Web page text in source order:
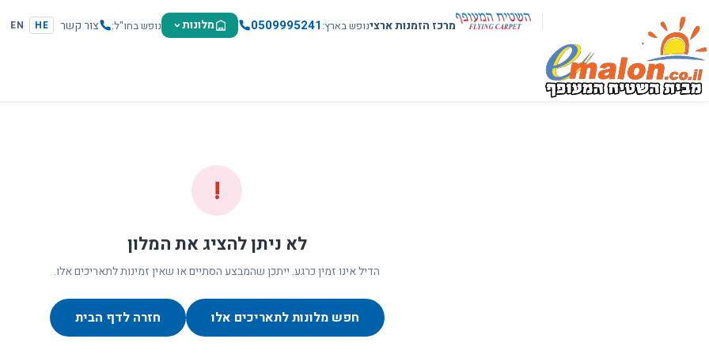
מרכז הזמנות ארצינופש בארץ 0509995241 מלונות נופש בחו"ל צור קשר HE
EN
!
לא ניתן להציג את המלון
הדיל אינו זמין כרגע. ייתכן שהמבצע הסתיים או שאין זמינות לתאריכים אלו.
חפש מלונות לתאריכים אלו חזרה לדף הבית